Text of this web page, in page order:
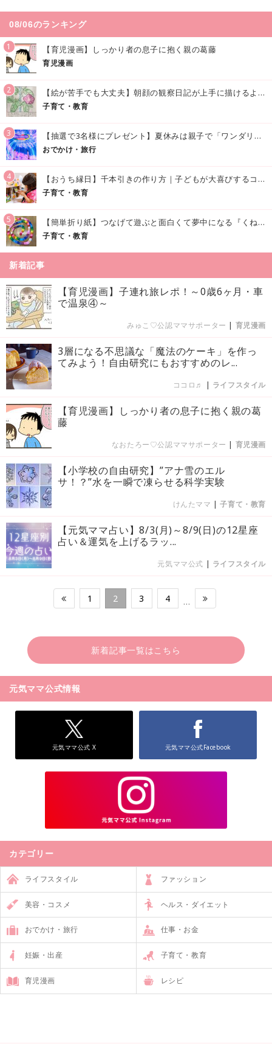
08/06のランキング
1 【育児漫画】しっかり者の息子に抱く親の葛藤
育児漫画
2 【絵が苦手でも大丈夫】朝顔の観察日記が上手に描けるようになる方法｜イラスト付き
子育て・教育
3 【抽選で3名様にプレゼント】夏休みは親子で「ワンダリア横浜」へ！涼しく学んで遊べる話題の没入型施設をご紹介
おでかけ・旅行
4 【おうち縁日】千本引きの作り方｜子どもが大喜びするコツやアイデア♪
子育て・教育
5 【簡単折り紙】つなげて遊ぶと面白くて夢中になる『くねくねへびさんの作り方』
子育て・教育
新着記事
【育児漫画】子連れ旅レポ！～0歳6ヶ月・車
で温泉④～
みゅこ♡公認ママサポーター | 育児漫画
3層になる不思議な「魔法のケーキ」を作っ
てみよう！自由研究にもおすすめのレ...
ココロ♬ | ライフスタイル
【育児漫画】しっかり者の息子に抱く親の葛
藤
なおたろー♡公認ママサポーター | 育児漫画
【小学校の自由研究】”アナ雪のエル
サ！？”水を一瞬で凍らせる科学実験
けんたママ |子育て・教育
【元気ママ占い】8/3(月)～8/9(日)の12星座
占い＆運気を上げるラッ...
元気ママ公式 | ライフスタイル
1 2 3 4 …
新着記事一覧はこちら
元気ママ公式情報
元気ママ公式 X 元気ママ公式Facebook
カテゴリー
ライフスタイル ファッション
美容・コスメ ヘルス・ダイエット
おでかけ・旅行 仕事・お金
妊娠・出産 子育て・教育
育児漫画 レシピ